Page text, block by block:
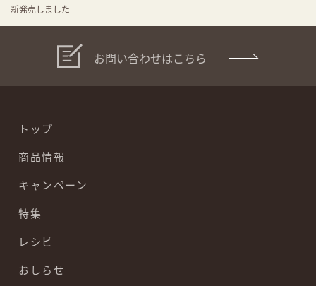
新発売しました
お問い合わせはこちら
トップ
商品情報
キャンペーン
特集
レシピ
おしらせ